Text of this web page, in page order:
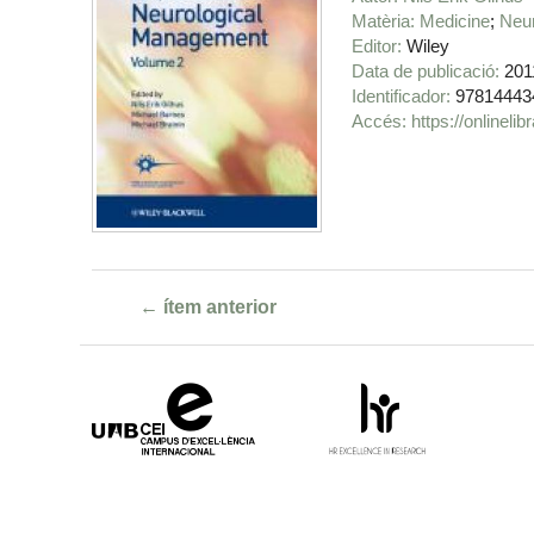
Matèria Medicine
Editor Wiley
Data de publicació
Identificador
https://
← ítem anterior
d'Excel·lència